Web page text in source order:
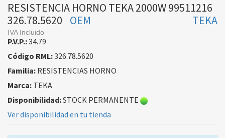
RESISTENCIA HORNO TEKA 2000W 99511216
326.78.5620
TEKA
OEM
IVA Incluido
P.V.P.:34.79
Código RML:326.78.5620
Familia: RESISTENCIAS HORNO
Marca: TEKA
Disponibilidad:STOCK PERMANENTE
Ver disponibilidad en tu tienda